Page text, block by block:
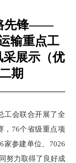
先锋——
输重点工
展示（优
期
工会联合开展了全
，76个省级重点项
家参建单位、7026
努力取得了良好成